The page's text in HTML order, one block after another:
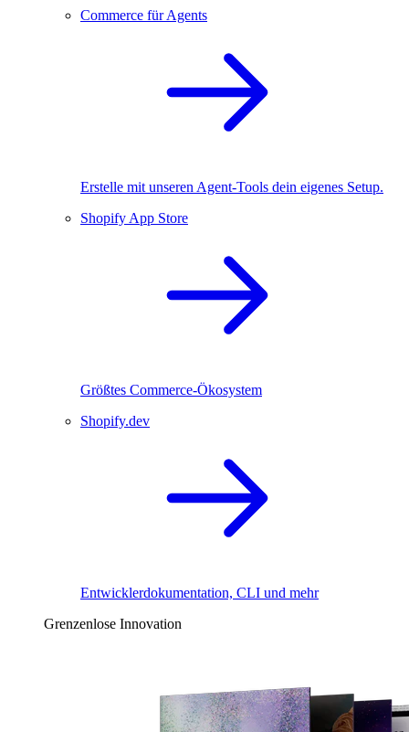
Commerce für Agents
Erstelle mit unseren Agent-Tools dein eigenes Setup.
Shopify App Store
Größtes Commerce-Ökosystem
Shopify.dev
Entwicklerdokumentation, CLI und mehr
Grenzenlose Innovation